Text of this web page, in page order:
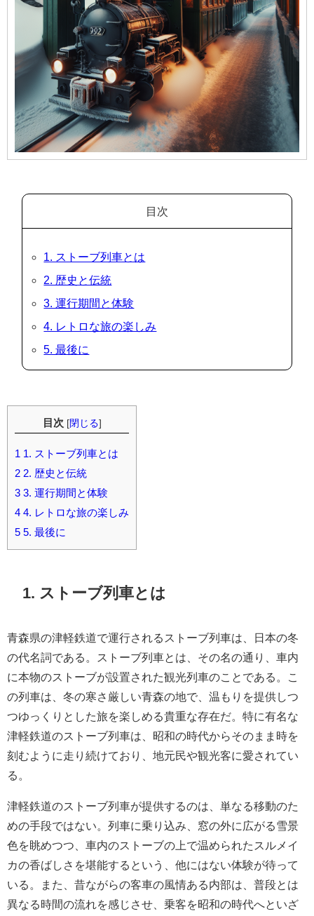
目次
1. ストーブ列車とは
2. 歴史と伝統
3. 運行期間と体験
4. レトロな旅の楽しみ
5. 最後に
目次 [閉じる]
1 1. ストーブ列車とは
2 2. 歴史と伝統
3 3. 運行期間と体験
4 4. レトロな旅の楽しみ
5 5. 最後に
1. ストーブ列車とは
青森県の津軽鉄道で運行されるストーブ列車は、日本の冬
の代名詞である。ストーブ列車とは、その名の通り、車内
に本物のストーブが設置された観光列車のことである。こ
の列車は、冬の寒さ厳しい青森の地で、温もりを提供しつ
つゆっくりとした旅を楽しめる貴重な存在だ。特に有名な
津軽鉄道のストーブ列車は、昭和の時代からそのまま時を
刻むように走り続けており、地元民や観光客に愛されてい
る。
津軽鉄道のストーブ列車が提供するのは、単なる移動のた
めの手段ではない。列車に乗り込み、窓の外に広がる雪景
色を眺めつつ、車内のストーブの上で温められたスルメイ
カの香ばしさを堪能するという、他にはない体験が待って
いる。また、昔ながらの客車の風情ある内部は、普段とは
異なる時間の流れを感じさせ、乗客を昭和の時代へといざ